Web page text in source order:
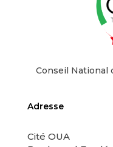
Conseil National
Adresse
Cité OUA